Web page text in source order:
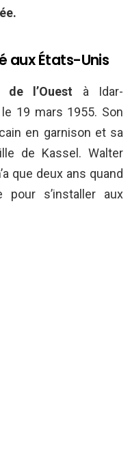
aux États-Unis
l’Ouest à Idar-
19 mars 1955. Son
en garnison et sa
de Kassel. Walter
que deux ans quand
pour s’installer aux